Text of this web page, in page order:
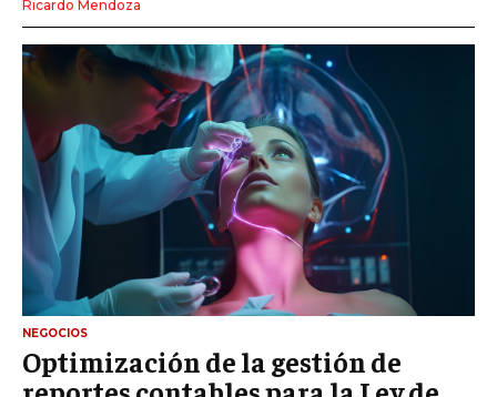
Ricardo Mendoza
NEGOCIOS
Optimización de la gestión de